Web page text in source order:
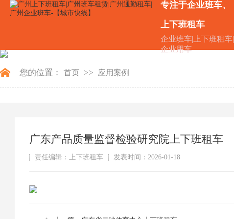
专注于企业班车、
上下班租车
企业班车|上下班租车|
企业用车
您的位置： 首页 >> 应用案例
广东产品质量监督检验研究院上下班租车
责任编辑：上下班租车 发表时间：2026-01-18